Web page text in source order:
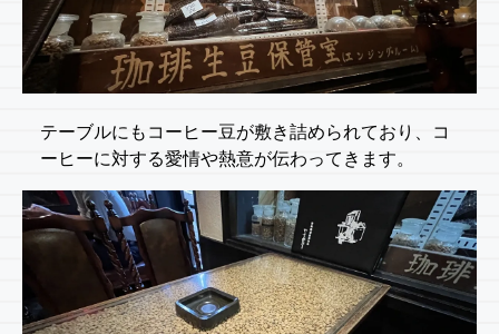
テーブルにもコーヒー豆が敷き詰められており、コ
ーヒーに対する愛情や熱意が伝わってきます。